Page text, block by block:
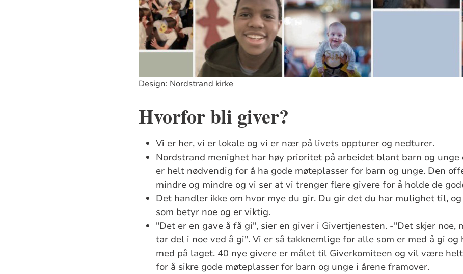
Design: Nordstrand kirke
Hvorfor bli giver?
Vi er her, vi er lokale og vi er nær på livets oppturer og nedturer.
Nordstrand menighet har høy prioritet på arbeidet blant barn og unge
er helt nødvendig for å ha gode møteplasser for barn og unge. Den
mindre og mindre og vi ser at vi trenger flere givere for å holde de
Det handler ikke om hvor mye du gir. Du gir det du har mulighet til,
som betyr noe og er viktig.
"Det er en gave å få gi", sier en giver i Givertjenesten. -"Det skjer noe,
tar del i noe ved å gi". Vi er så takknemlige for alle som er med å gi
med på laget. 40 nye givere er målet til Giverkomiteen og vil være
for å sikre gode møteplasser for barn og unge i årene framover.